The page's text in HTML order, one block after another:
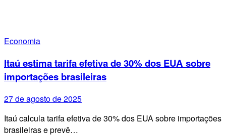
Economia
Itaú estima tarifa efetiva de 30% dos EUA sobre
importações brasileiras
27 de agosto de 2025
Itaú calcula tarifa efetiva de 30% dos EUA sobre importações
brasileiras e prevê…